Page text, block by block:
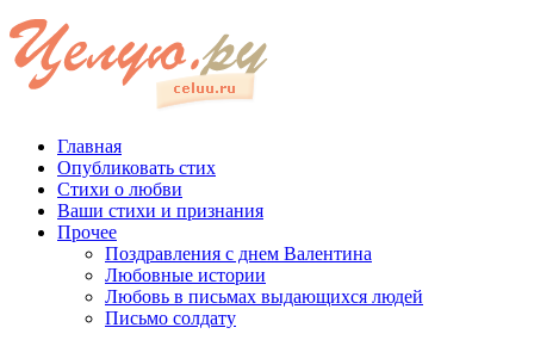
Главная
Опубликовать стих
Стихи о любви
Ваши стихи и признания
Прочее
Поздравления с днем Валентина
Любовные истории
Любовь в письмах выдающихся людей
Письмо солдату